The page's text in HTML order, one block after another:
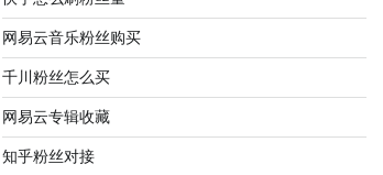
网易云音乐粉丝购买
千川粉丝怎么买
网易云专辑收藏
知乎粉丝对接